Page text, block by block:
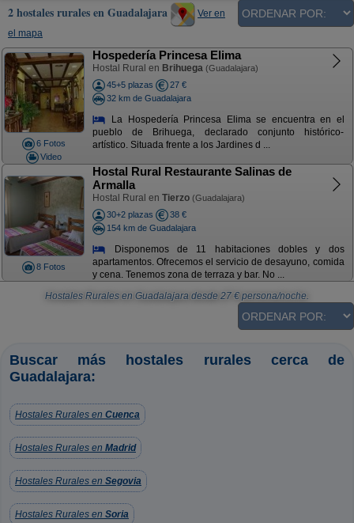
2 hostales rurales en Guadalajara
Ver en
el mapa
6 Fotos
Video
Hospedería Princesa Elima
Hostal Rural en Brihuega (Guadalajara)
45+5 plazas
27 €
32 km de Guadalajara
La Hospedería Princesa Elima se encuentra en el
pueblo de Brihuega, declarado conjunto histórico-
artístico. Situada frente a los Jardines d ...
8 Fotos
Hostal Rural Restaurante Salinas de
Armalla
Hostal Rural en Tierzo (Guadalajara)
30+2 plazas
38 €
154 km de Guadalajara
Disponemos de 11 habitaciones dobles y dos
apartamentos. Ofrecemos el servicio de desayuno, comida
y cena. Tenemos zona de terraza y bar. No ...
Hostales Rurales en Guadalajara desde 27 € persona/noche.
Buscar más hostales rurales cerca de
Guadalajara:
Hostales Rurales en Cuenca
Hostales Rurales en Madrid
Hostales Rurales en Segovia
Hostales Rurales en Soria